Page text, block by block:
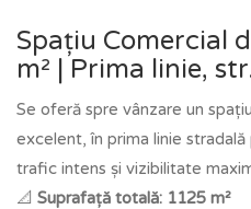
Spațiu Comercial
m² | Prima linie,
Se oferă spre vânzare un
excelent, în prima linie
trafic intens și vizibilitate
📐 Suprafață totală: 1125 m²